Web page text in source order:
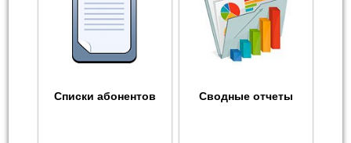
Списки абонентов Сводные отчеты